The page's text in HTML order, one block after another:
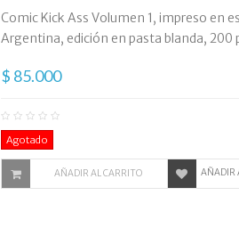
Comic Kick Ass Volumen 1, impreso en
Argentina, edición en pasta blanda, 200
$ 85.000
Agotado
AÑADIR AL CARRITO AÑADIR